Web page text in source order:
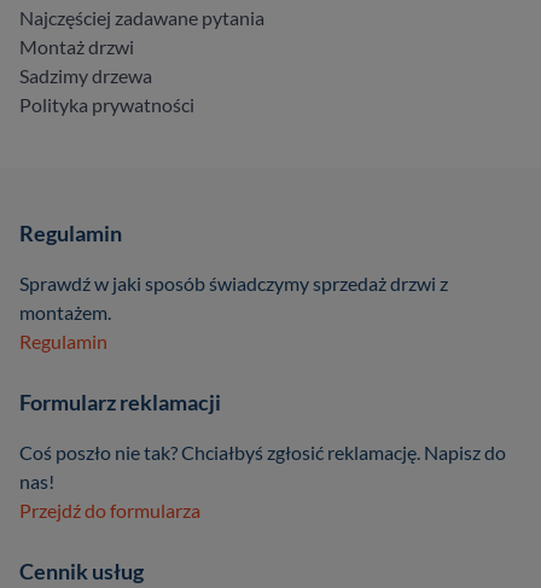
Najczęściej zadawane pytania
Montaż drzwi
Sadzimy drzewa
Polityka prywatności
Regulamin
Sprawdź w jaki sposób świadczymy sprzedaż drzwi z
montażem.
Regulamin
Formularz reklamacji
Coś poszło nie tak? Chciałbyś zgłosić reklamację. Napisz do
nas!
Przejdź do formularza
Cennik usług